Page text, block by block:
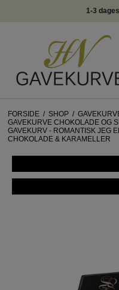
FORSIDE / SHOP /
GAVEKURVE CHOKOLADE OG
GAVEKURV - ROMANTISK JEG
CHOKOLADE & KARAMELLER